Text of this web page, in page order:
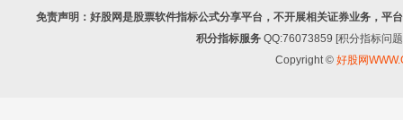
免责声明：好股网是股票软件指标公式分享平台，不开展相关证券业务，平
积分指标服务 QQ:76073859 [积分指标问
Copyright © 好股网